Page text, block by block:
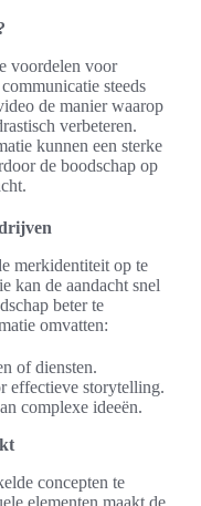
voordelen voor
steeds
de manier waarop
verbeteren.
kunnen een sterke
de boodschap op
merkidentiteit op te
kan de aandacht snel
beter te
omvatten:
of diensten.
effectieve storytelling.
complexe ideeën.
concepten te
elementen maakt de